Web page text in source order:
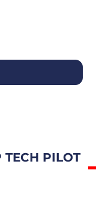
TECH PILOT